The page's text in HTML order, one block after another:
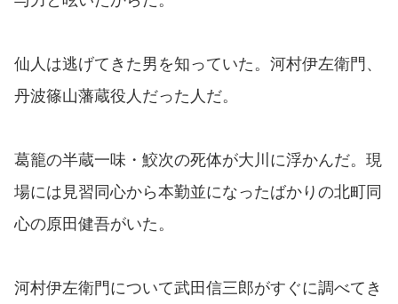
仙人は逃げてきた男を知っていた。河村伊左衛門、
丹波篠山藩蔵役人だった人だ。
葛籠の半蔵一味・鮫次の死体が大川に浮かんだ。現
場には見習同心から本勤並になったばかりの北町同
心の原田健吾がいた。
河村伊左衛門について武田信三郎がすぐに調べてき